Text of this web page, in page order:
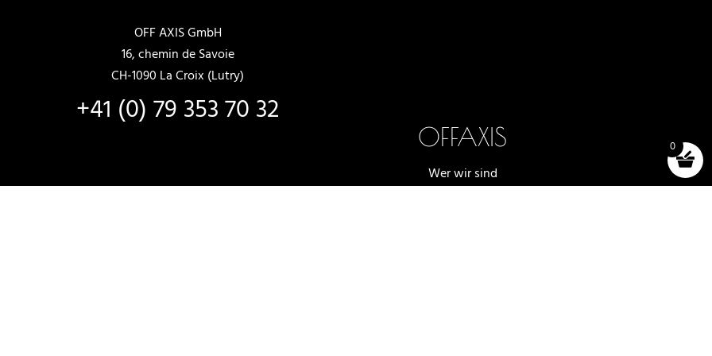
OFF AXIS GmbH
16, chemin de Savoie
CH-1090 La Croix (Lutry)
+41 (0) 79 353 70 32
OFFAXIS
Wer wir sind
0